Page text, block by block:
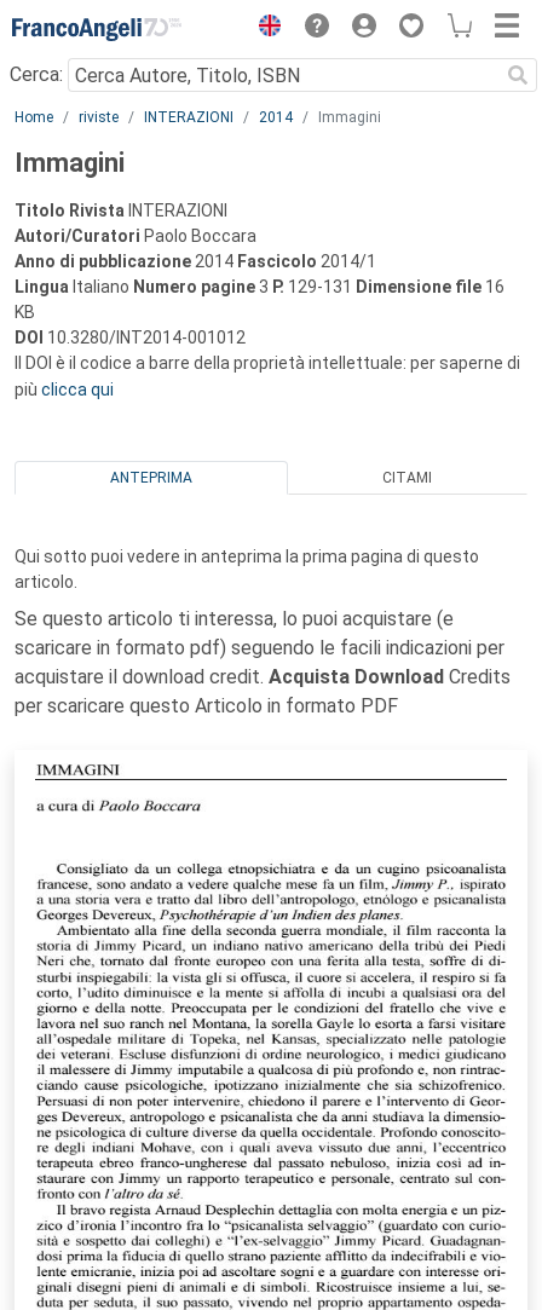
Menu
Cerca:
Main content
Home riviste INTERAZIONI 2014 Immagini
Immagini
Titolo Rivista INTERAZIONI
Autori/Curatori Paolo Boccara
Anno di pubblicazione 2014 Fascicolo 2014/1
Lingua Italiano Numero pagine 3 P. 129-131 Dimensione file 16
KB
DOI 10.3280/INT2014-001012
Il DOI è il codice a barre della proprietà intellettuale: per saperne di
più clicca qui
ANTEPRIMA CITAMI
Qui sotto puoi vedere in anteprima la prima pagina di questo
articolo.
Se questo articolo ti interessa, lo puoi acquistare (e
scaricare in formato pdf) seguendo le facili indicazioni per
acquistare il download credit. Acquista Download Credits
per scaricare questo Articolo in formato PDF